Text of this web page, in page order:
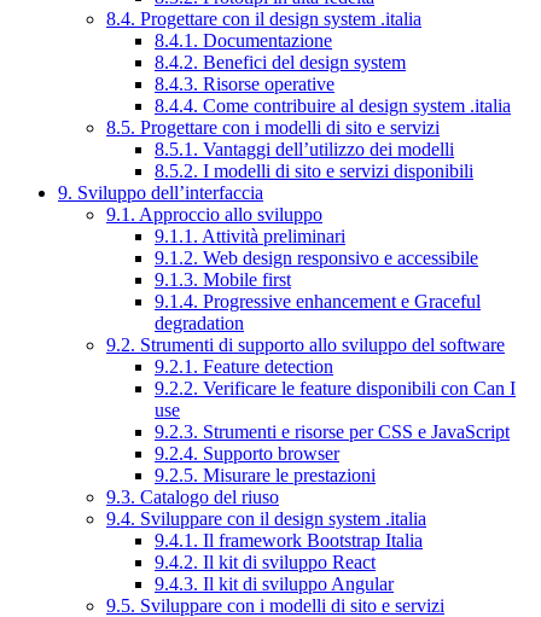
8.4. Progettare con il design system .italia
8.4.1. Documentazione
8.4.2. Benefici del design system
8.4.3. Risorse operative
8.4.4. Come contribuire al design system .italia
8.5. Progettare con i modelli di sito e servizi
8.5.1. Vantaggi dell’utilizzo dei modelli
8.5.2. I modelli di sito e servizi disponibili
9. Sviluppo dell’interfaccia
9.1. Approccio allo sviluppo
9.1.1. Attività preliminari
9.1.2. Web design responsivo e accessibile
9.1.3. Mobile first
9.1.4. Progressive enhancement e Graceful
degradation
9.2. Strumenti di supporto allo sviluppo del software
9.2.1. Feature detection
9.2.2. Verificare le feature disponibili con Can I
use
9.2.3. Strumenti e risorse per CSS e JavaScript
9.2.4. Supporto browser
9.2.5. Misurare le prestazioni
9.3. Catalogo del riuso
9.4. Sviluppare con il design system .italia
9.4.1. Il framework Bootstrap Italia
9.4.2. Il kit di sviluppo React
9.4.3. Il kit di sviluppo Angular
9.5. Sviluppare con i modelli di sito e servizi